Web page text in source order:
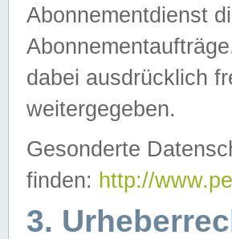
Abonnementdienst
dabei ausdrücklich
weitergegeben.
Gesonderte
finden: http://
3.